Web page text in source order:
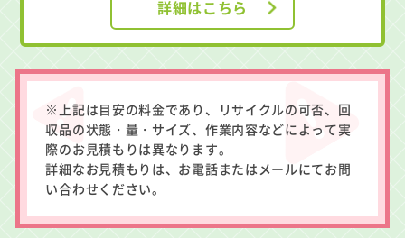
詳細はこちら
※上記は目安の料金であり、リサイクルの可否、回
収品の状態・量・サイズ、作業内容などによって実
際のお見積もりは異なります。
詳細なお見積もりは、お電話またはメールにてお問
い合わせください。